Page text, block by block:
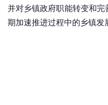
并对乡镇政府职能转变和
期加速推进过程中的乡镇发